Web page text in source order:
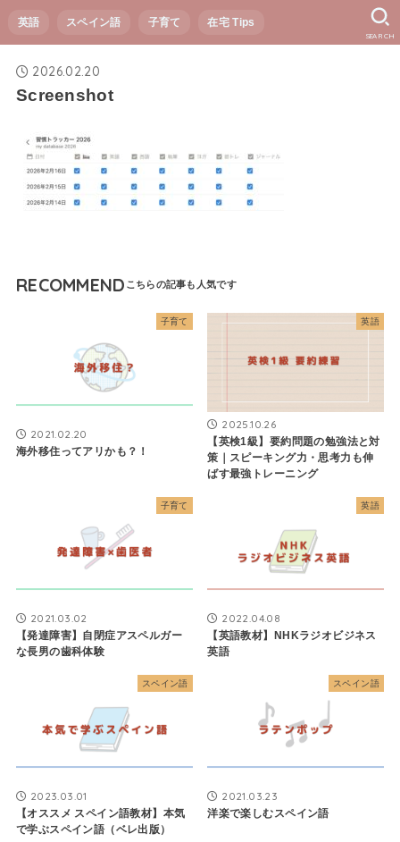
英語 スペイン語 子育て 在宅 Tips
SEARCH
2026.02.20
Screenshot
RECOMMEND
子育て
2021.02.20
海外移住ってアリかも？！
英語
2025.10.26
【英検1級】要約問題の勉強法と対
策｜スピーキング力・思考力も伸
ばす最強トレーニング
子育て
2021.03.02
【発達障害】自閉症アスペルガー
な長男の歯科体験
英語
2022.04.08
【英語教材】NHKラジオビジネス
英語
スペイン語
2023.03.01
【オススメ スペイン語教材】本気
で学ぶスペイン語（ベレ出版）
スペイン語
2021.03.23
洋楽で楽しむスペイン語